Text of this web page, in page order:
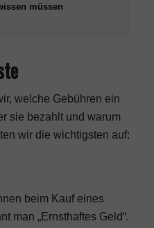
müssen
welche Gebühren ein
sie bezahlt und warum
wir die wichtigsten auf:
beim Kauf eines
man „Ernsthaftes Geld“.